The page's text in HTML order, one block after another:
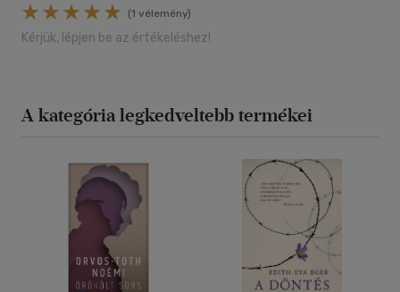
(1 vélemény)
Kérjük, lépjen be az értékeléshez!
A kategória legkedveltebb termékei